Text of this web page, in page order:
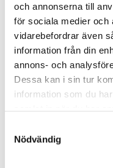
och annonserna till
för sociala medier och
vidarebefordrar även
information från din
annons- och
Dessa kan i sin tur
information som du
samlat in när du har
Nödvändig
Robust och lättskött
matlagning eller som
ställs enkelt in med en
regnhatt, vändbar hylla
cm, ask med tändved,
asklåda, eldgaffel och
cm, eldstaden Ø 80 cm.
Robust